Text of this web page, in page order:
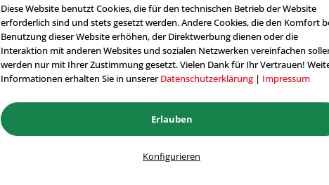
Versand und Retoure
Rückgaberecht! Eine Abholung in unserer
Diese Website benutzt Cookies, die für den technischen Betrieb der Website
erforderlich sind und stets gesetzt werden. Andere Cookies, die den Komfort
Benutzung dieser Website erhöhen, der Direktwerbung dienen oder die
Interaktion mit anderen Websites und sozialen Netzwerken vereinfachen
werden nur mit Ihrer Zustimmung gesetzt. Vielen Dank für Ihr Vertrauen!
Informationen erhalten Sie in unsererDatenschutzerklärung | Impressum
Erlauben
Konfigurieren